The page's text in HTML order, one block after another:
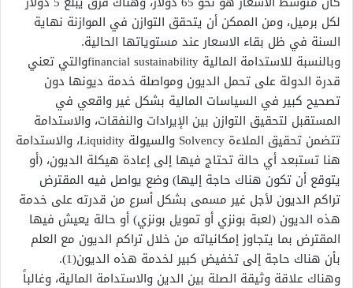
لكل برميل، ومن الممكن أن يتحقق التوازن في الموازنة نهاية
السنة في ظل بقاء الاسعار عند مستوياتها الحالية.
وبالنسبة للاستدامة المالية financial sustainabilityوالتي تعني
قدرة الدولة على تحمل الديون ومواصلة خدمة ديونها دون
تصحيح كبير في السياسات المالية بشكل غير واقعي في
المستقبل لتحقيق التوازن بين الإيرادات والنفقات، والاستدامة
تتضمن تحقيق الملاءة Solvency والسيولة Liquidity، والاستدامة
هنا تستبعد أي حالة تحتاج فيها إلى إعادة هيكلة الديون، (أو
يتوقع أن تكون هناك حاجة إليها) وضع يواصل فيه المقترض
تراكم الديون لأجل غير مسمى بشكل أسرع من قدرته على خدمة
هذه الديون (لعبة بونزي أو تمويل بونزي) أو حالة يعيش فيها
المقترض بما يتجاوز إمكانياته من خلال تراكم الديون مع العلم
بأن هناك حاجة إلى تخفيض كبير لخدمة هذه الديون(1).
وهناك علاقة وثيقة الصلة بين الدين والاستدامة المالية، وغالباً